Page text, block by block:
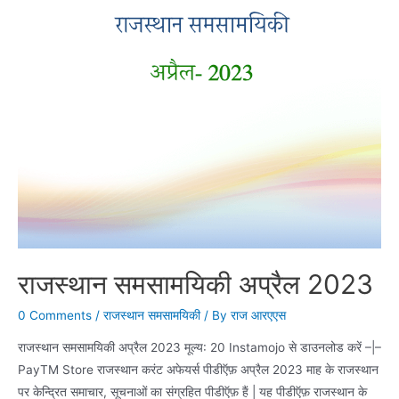
राजस्थान समसामयिकी अप्रैल 2023
0 Comments / राजस्थान समसामयिकी/ By राज आरएएस
राजस्थान समसामयिकी अप्रैल 2023 मूल्य: 20 Instamojo से डाउनलोड करें –|–
PayTM Store राजस्थान करंट अफेयर्स पीडीऍफ़ अप्रैल 2023 माह के राजस्थान
पर केन्द्रित समाचार, सूचनाओं का संग्रहित पीडीऍफ़ हैं | यह पीडीऍफ़ राजस्थान के